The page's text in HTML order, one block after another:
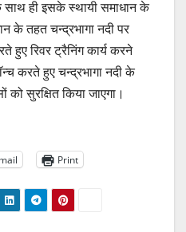
ही इसके स्थायी समाधान के
के तहत चन्द्रभागा नदी पर
हुए रिवर ट्रैनिंग कार्य करने
करते हुए चन्द्रभागा नदी के
सुरक्षित किया जाएगा।
Print